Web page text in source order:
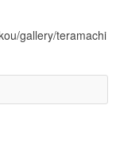
gallery/teramachi